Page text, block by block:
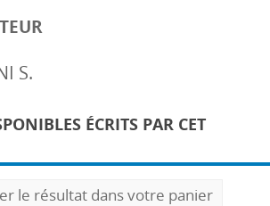
S.
ÉCRITS PAR CET
le résultat dans votre panier